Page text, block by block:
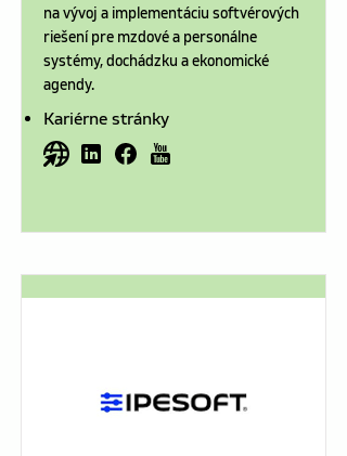
na vývoj a implementáciu softvérových
riešení pre mzdové a personálne
systémy, dochádzku a ekonomické
agendy.
Kariérne stránky